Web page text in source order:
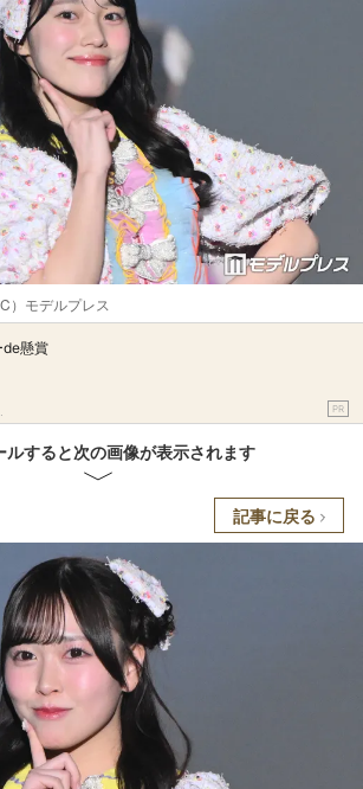
）モデルプレス
de懸賞
PR
ルすると次の画像が表示されます
記事に戻る